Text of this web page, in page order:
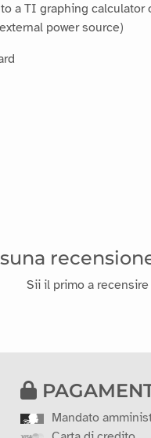
a TI graphing
power source)
Sii il primo a
Mandato